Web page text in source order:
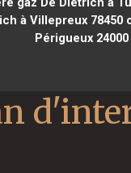
à Villepreux 78450
Périgueux 24000